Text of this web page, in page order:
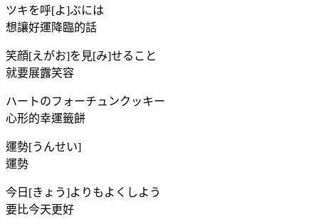
ツキを呼[よ]ぶには
想讓好運降臨的話
笑顔[えがお]を見[み]せること
就要展露笑容
ハートのフォーチュンクッキー
心形的幸運籤餅
運勢[うんせい]
運勢
今日[きょう]よりもよくしよう
要比今天更好